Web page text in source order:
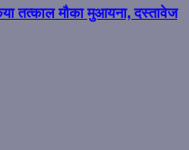
तत्काल मौका मुआयना, दस्तावेज